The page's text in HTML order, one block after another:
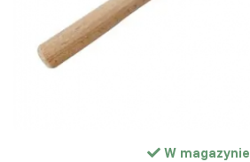
W magazynie